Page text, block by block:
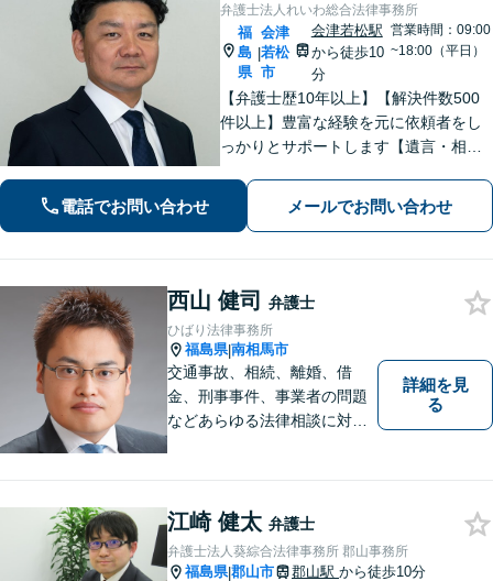
弁護士法人れいわ総合法律事務所
福
島
県
|
会津
若松
市
会津若松駅
から徒歩10
分
営業時間：09:00
~18:00（平日）
【弁護士歴10年以上】【解決件数500
件以上】豊富な経験を元に依頼者をし
っかりとサポートします【遺言・相
目指します【離婚・男女問題】離婚は
人それぞれ置かれた状況が異なるた
電話でお問い合わせ メールでお問い合わせ
西山 健司 弁護士
ひばり法律事務所
福島県|南相馬市
交通事故、相続、離婚、借
金、刑事事件、事業者の問題
などあらゆる法律相談に対応
ごとがありましたら、まずは
ご相談ください。
詳細を見
る
江崎 健太 弁護士
弁護士法人葵綜合法律事務所 郡山事務所
福島県|郡山市 郡山駅 から徒歩10分